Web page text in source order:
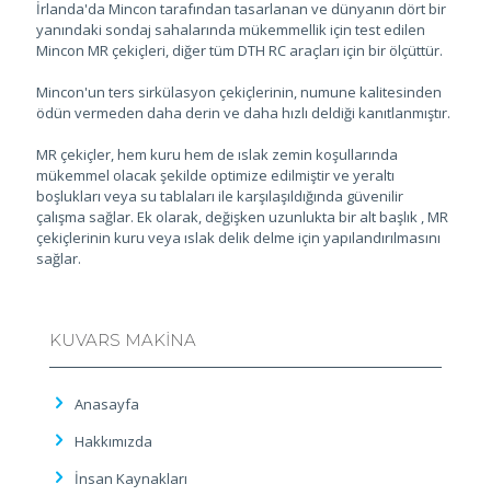
İrlanda'da Mincon tarafından tasarlanan ve dünyanın dört bir
yanındaki sondaj sahalarında mükemmellik için test edilen
Mincon MR çekiçleri, diğer tüm DTH RC araçları için bir ölçüttür.
Mincon'un ters sirkülasyon çekiçlerinin, numune kalitesinden
ödün vermeden daha derin ve daha hızlı deldiği kanıtlanmıştır.
MR çekiçler, hem kuru hem de ıslak zemin koşullarında
mükemmel olacak şekilde optimize edilmiştir ve yeraltı
boşlukları veya su tablaları ile karşılaşıldığında güvenilir
çalışma sağlar. Ek olarak, değişken uzunlukta bir alt başlık , MR
çekiçlerinin kuru veya ıslak delik delme için yapılandırılmasını
sağlar.
KUVARS MAKİNA
Anasayfa
Hakkımızda
İnsan Kaynakları